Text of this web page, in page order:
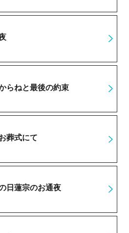
らねと最後の約束
葬式にて
日蓮宗のお通夜